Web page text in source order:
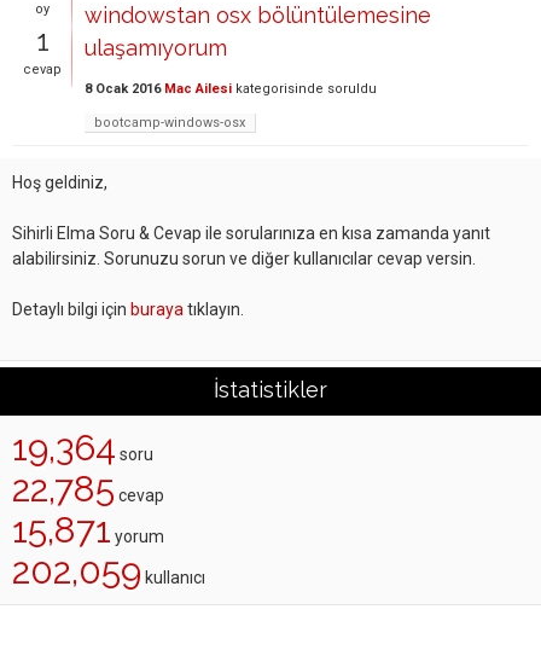
oy
1
cevap
windowstan osx bölüntülemesine
ulaşamıyorum
8 Ocak 2016 Mac Ailesi kategorisinde soruldu
bootcamp-windows-osx
Hoş geldiniz,
Sihirli Elma Soru & Cevap ile sorularınıza en kısa zamanda yanıt
alabilirsiniz. Sorunuzu sorun ve diğer kullanıcılar cevap versin.
Detaylı bilgi için buraya tıklayın.
İstatistikler
19,364 soru
22,785 cevap
15,871 yorum
202,059 kullanıcı